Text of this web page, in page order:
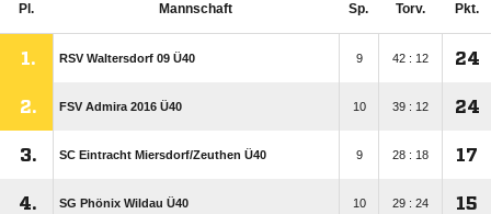
Pl. Mannschaft Sp. Torv. Pkt.
1. RSV Waltersdorf 09 Ü40 9 42 : 12 24
2. FSV Admira 2016 Ü40 10 39 : 12 24
3. SC Eintracht Miersdorf/​Zeuthen Ü40 9 28 : 18 17
4. SG Phönix Wildau Ü40 10 29 : 24 15